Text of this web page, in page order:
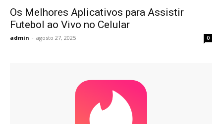
Os Melhores Aplicativos para Assistir
Futebol ao Vivo no Celular
admin - agosto 27, 2025 0